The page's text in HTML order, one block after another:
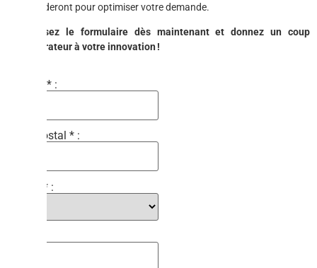
vous guideront pour optimiser votre demande.
Remplissez le formulaire dès maintenant et donnez un coup
d’accélérateur à votre innovation !
Société * :
Code postal * :
Civilité * :